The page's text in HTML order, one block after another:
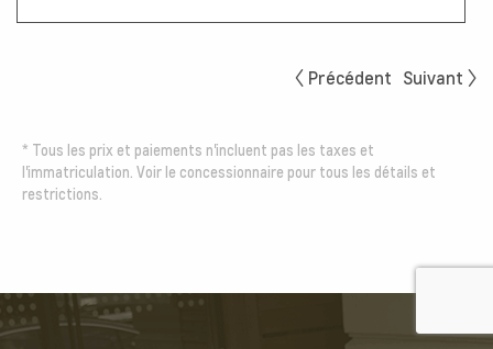
Précédent Suivant
* Tous les prix et paiements n'incluent pas les taxes et
l'immatriculation. Voir le concessionnaire pour tous les détails et
restrictions.